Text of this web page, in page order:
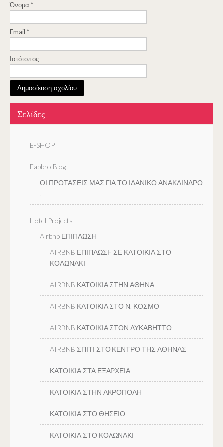
Όνομα *
Email *
Ιστότοπος
Σελίδες
E-SHOP
Fabbro Blog
ΟΙ ΠΡΟΤΑΣΕΙΣ ΜΑΣ ΓΙΑ ΤΟ ΙΔΑΝΙΚΟ ΑΝΑΚΛΙΝΔΡΟ
!
Hotel Projects
Airbnb ΕΠΙΠΛΩΣΗ
AIRBNB ΕΠΙΠΛΩΣΗ ΣΕ ΚΑΤΟΙΚΙΑ ΣΤΟ
ΚΟΛΩΝΑΚΙ
AIRBNB ΚΑΤΟΙΚΙΑ ΣΤΗΝ ΑΘΗΝΑ
AIRBNB ΚΑΤΟΙΚΙΑ ΣΤΟ Ν. ΚΟΣΜΟ
AIRBNB ΚΑΤΟΙΚΙΑ ΣΤΟΝ ΛΥΚΑΒΗΤΤΟ
AIRBNB ΣΠΙΤΙ ΣΤΟ ΚΕΝΤΡΟ ΤΗΣ ΑΘΗΝΑΣ
ΚΑΤΟΙΚΙΑ ΣΤΑ ΕΞΑΡΧΕΙΑ
ΚΑΤΟΙΚΙΑ ΣΤΗΝ ΑΚΡΟΠΟΛΗ
ΚΑΤΟΙΚΙΑ ΣΤΟ ΘΗΣΕΙΟ
ΚΑΤΟΙΚΙΑ ΣΤΟ ΚΟΛΩΝΑΚΙ